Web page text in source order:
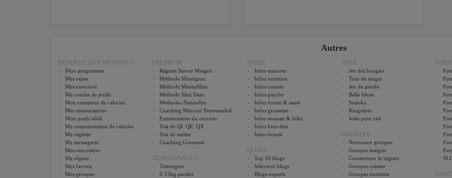
Autres
RESERVE AUX MEMBRES
Mon programme
Mes repas
Mes exercices
Ma courbe de poids
Mon compteur de calories
Mes mensurations
Mon poids idéal
Ma consommation de calories
Ma règlette
Ma messagerie
Mes rencontres
Ma région
Mes favoris
Mes groupes
PREMIUM
Régime Savoir Maigrir
Méthode Montignac
Méthode MentalSlim
Méthode Slim Data
Méthodes Naturelles
Coaching Minceur Personnalisé
Entrainement du cerveau
Test de QI ,QE ,QX
Test de métier
Coaching Grossesse
TEMOIGNAGES
Témoigner
0-15kg perdus
INFOS
Infos minceur
Infos nutrition
Infos cuisine
Infos psycho
Infos forme & santé
Infos grossesse
Infos maman & bébé
Infos bien-être
Infos beauté
BLOGS
Top 50 blogs
Sélection blogs
Blogs experts
JEUX
Jeu des bougies
Tour de magie
Jeu du pendu
Balle bleue
Sudoku
Kingoloto
Juste pour rire
GROUPES
Nouveaux groupes
Groupes maigrir
Commencer le régime
Groupes cuisine
Groupes nutrition